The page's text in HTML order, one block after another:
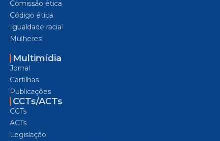
Comissão ética
Código ética
Igualdade racial
Mulheres
Multimídia
Jornal
Cartilhas
Publicações
CCTs/ACTs
CCTs
ACTs
Legislação